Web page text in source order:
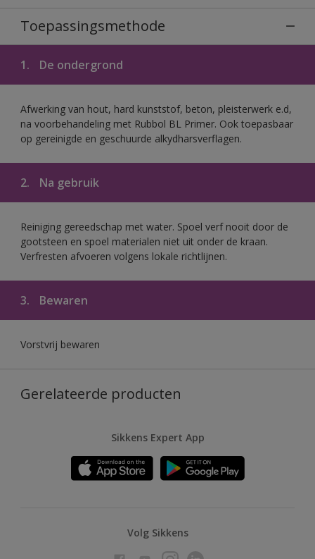
Toepassingsmethode
1. De ondergrond
Afwerking van hout, hard kunststof, beton, pleisterwerk e.d,
na voorbehandeling met Rubbol BL Primer. Ook toepasbaar
op gereinigde en geschuurde alkydharsverflagen.
2. Na gebruik
Reiniging gereedschap met water. Spoel verf nooit door de
gootsteen en spoel materialen niet uit onder de kraan.
Verfresten afvoeren volgens lokale richtlijnen.
3. Bewaren
Vorstvrij bewaren
Gerelateerde producten
Sikkens Expert App
Volg Sikkens